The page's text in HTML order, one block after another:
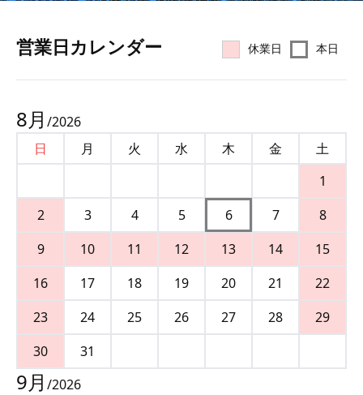
営業⽇カレンダー 休業日 本日
8月 /2026
日
月 火 水 木 金
土
1
2
3 4 5 6 7
8
9
10 11 12 13 14
15
16
17 18 19 20 21
22
23
24 25 26 27 28
29
30
31
9月 /2026